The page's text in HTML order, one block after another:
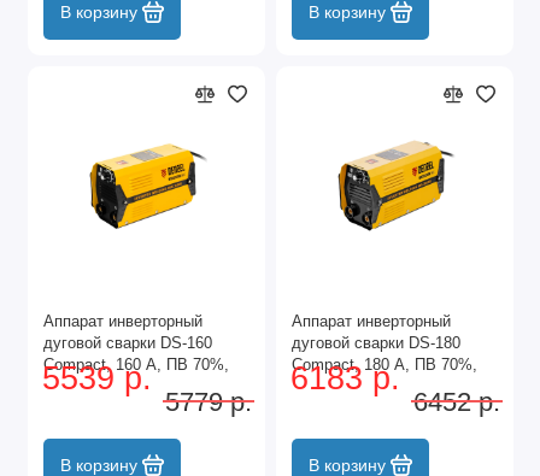
В корзину В корзину
Аппарат инверторный
дуговой сварки DS-160
Compact, 160 А, ПВ 70%,
диаметр электрода 1.6-3.2
5539 р.
5779 р.
В корзину
Аппарат инверторный
дуговой сварки DS-180
Compact, 180 А, ПВ 70%,
диаметр электрода 1.6-4
6183 р.
6452 р.
В корзину